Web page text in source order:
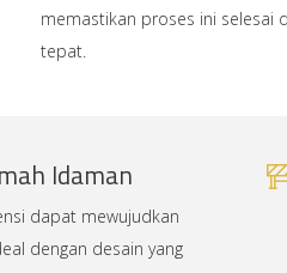
memastikan proses ini selesai
tepat.
Idaman
dapat mewujudkan
dengan desain yang